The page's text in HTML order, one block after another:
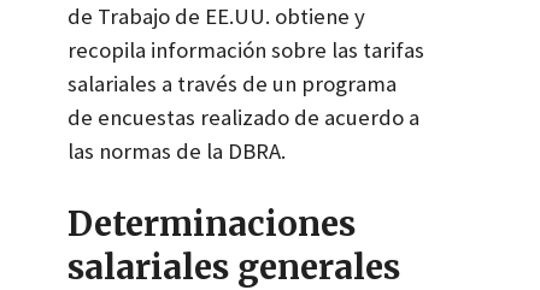
de Trabajo de EE.UU. obtiene y
recopila información sobre las tarifas
salariales a través de un programa
de encuestas realizado de acuerdo a
las normas de la DBRA.
Determinaciones
salariales generales